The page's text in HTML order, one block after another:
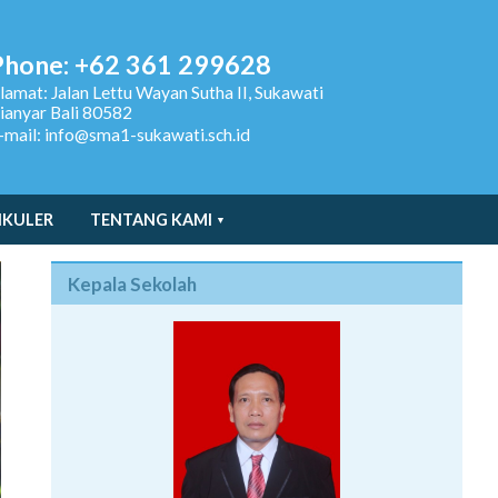
+62 361 299628
Jalan Lettu Wayan Sutha II, Sukawati
Bali 80582
mail: info@sma1-sukawati.sch.id
TENTANG KAMI
Kepala Sekolah